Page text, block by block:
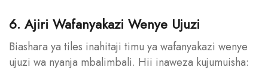
6. Ajiri Wafanyakazi Wenye Ujuzi
Biashara ya tiles inahitaji timu ya wafanyakazi wenye
ujuzi wa nyanja mbalimbali. Hii inaweza kujumuisha: